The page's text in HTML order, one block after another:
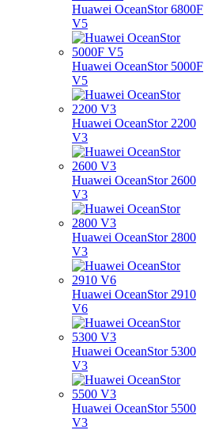
Huawei OceanStor 6800F
V5
Huawei OceanStor 5000F
V5
Huawei OceanStor 2200
V3
Huawei OceanStor 2600
V3
Huawei OceanStor 2800
V3
Huawei OceanStor 2910
V6
Huawei OceanStor 5300
V3
Huawei OceanStor 5500
V3